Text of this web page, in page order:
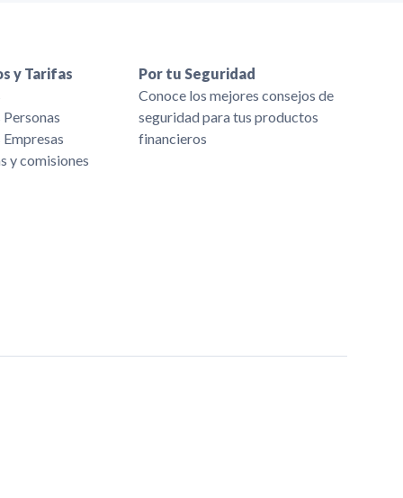
y Tarifas
Personas
Empresas
y comisiones
Por tu Seguridad
Conoce los mejores consejos de
seguridad para tus productos
financieros